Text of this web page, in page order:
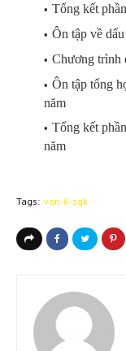
Tổng kết
Ôn tập về
Chương trình
Ôn tập tổng
năm
Tổng kết
năm
Tags: van-6-sgk